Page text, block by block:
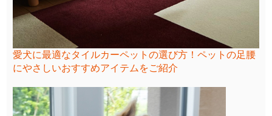
愛犬に最適なタイルカーペットの選び方！ペットの足腰
にやさしいおすすめアイテムをご紹介